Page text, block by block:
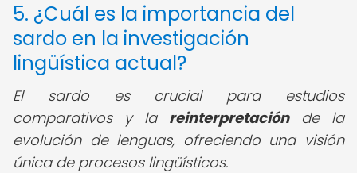
5. ¿Cuál es la importancia del
sardo en la investigación
lingüística actual?
El sardo es crucial para estudios
comparativos y la reinterpretaciónde la
evolución de lenguas, ofreciendo una visión
única de procesos lingüísticos.